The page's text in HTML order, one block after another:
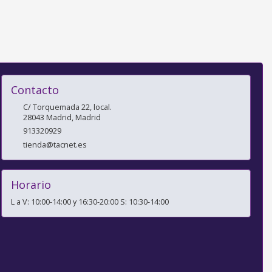
Contacto
C/ Torquemada 22, local.
28043 Madrid,Madrid
913320929
tienda@tacnet.es
Horario
L a V: 10:00-14:00 y 16:30-20:00 S: 10:30-14:00